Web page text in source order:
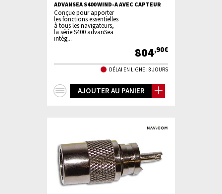
ADVANSEA S400 WIND-A AVEC CAPTEUR
Conçue pour apporter
les fonctions essentielles
à tous les navigateurs,
la série S400 advanSea
intèg...
804,90€
DÉLAI EN LIGNE : 8 JOURS
AJOUTER AU PANIER